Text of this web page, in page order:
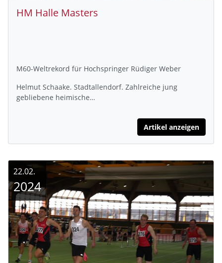
HM Halle Masters
M60-Weltrekord für Hochspringer Rüdiger Weber
Helmut Schaake. Stadtallendorf. Zahlreiche jung
gebliebene heimische…
Artikel anzeigen
22.02.
2024